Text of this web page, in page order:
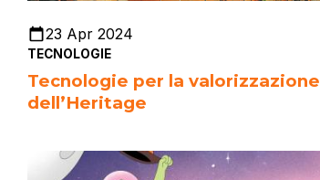
23 Apr 2024
TECNOLOGIE
Tecnologie per la valorizzazione
dell’Heritage